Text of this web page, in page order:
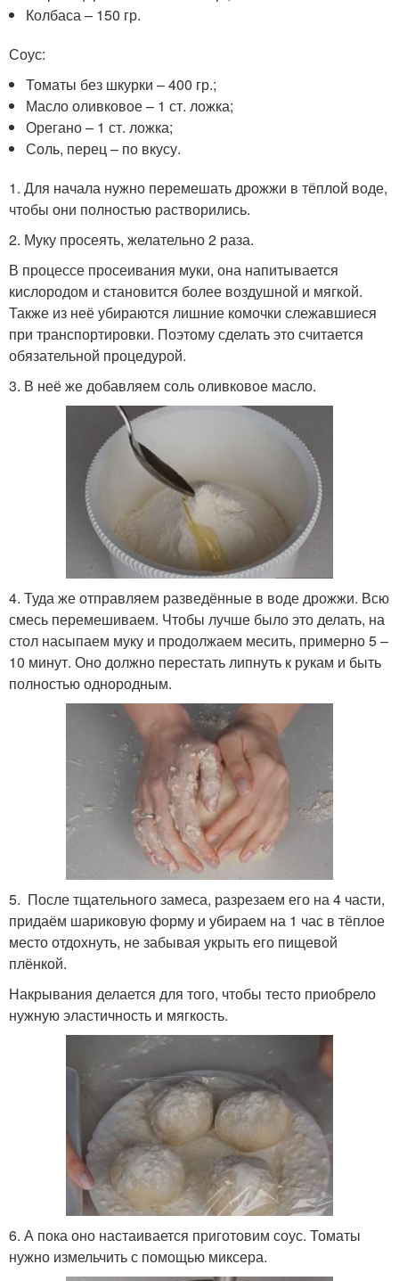
Колбаса – 150 гр.
Соус:
Томаты без шкурки – 400 гр.;
Масло оливковое – 1 ст. ложка;
Орегано – 1 ст. ложка;
Соль, перец – по вкусу.
1. Для начала нужно перемешать дрожжи в тёплой воде,
чтобы они полностью растворились.
2. Муку просеять, желательно 2 раза.
В процессе просеивания муки, она напитывается
кислородом и становится более воздушной и мягкой.
Также из неё убираются лишние комочки слежавшиеся
при транспортировки. Поэтому сделать это считается
обязательной процедурой.
3. В неё же добавляем соль оливковое масло.
4. Туда же отправляем разведённые в воде дрожжи. Всю
смесь перемешиваем. Чтобы лучше было это делать, на
стол насыпаем муку и продолжаем месить, примерно 5 –
10 минут. Оно должно перестать липнуть к рукам и быть
полностью однородным.
5. После тщательного замеса, разрезаем его на 4 части,
придаём шариковую форму и убираем на 1 час в тёплое
место отдохнуть, не забывая укрыть его пищевой
плёнкой.
Накрывания делается для того, чтобы тесто приобрело
нужную эластичность и мягкость.
6. А пока оно настаивается приготовим соус. Томаты
нужно измельчить с помощью миксера.